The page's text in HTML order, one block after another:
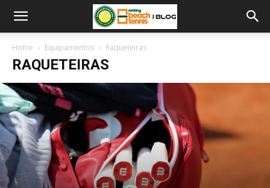
Home Equipamentos Raqueteiras
RAQUETEIRAS